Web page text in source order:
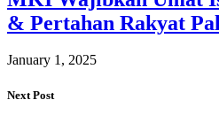
& Pertahan Rakyat
January 1, 2025
Next Post